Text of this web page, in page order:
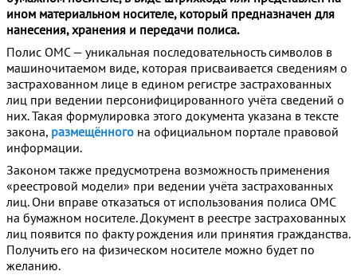
ином материальном носителе, который предназначен для
нанесения, хранения и передачи полиса.
Полис ОМС — уникальная последовательность символов в
машиночитаемом виде, которая присваивается сведениям о
застрахованном лице в едином регистре застрахованных
лиц при ведении персонифицированного учёта сведений о
них. Такая формулировка этого документа указана в тексте
закона, размещённого на официальном портале правовой
информации.
Законом также предусмотрена возможность применения
«реестровой модели» при ведении учёта застрахованных
лиц. Они вправе отказаться от использования полиса ОМС
на бумажном носителе. Документ в реестре застрахованных
лиц появится по факту рождения или принятия гражданства.
Получить его на физическом носителе можно будет по
желанию.